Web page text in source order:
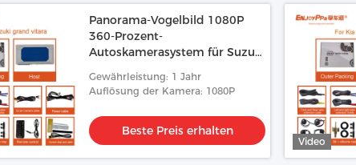
Panorama-Vogelbild 1080P
360-Prozent-
Autoskamerasystem für Suzuki
Gewährleistung: 1 Jahr
Auflösung der Kamera: 1080P
Beste Preis erhalten
Video